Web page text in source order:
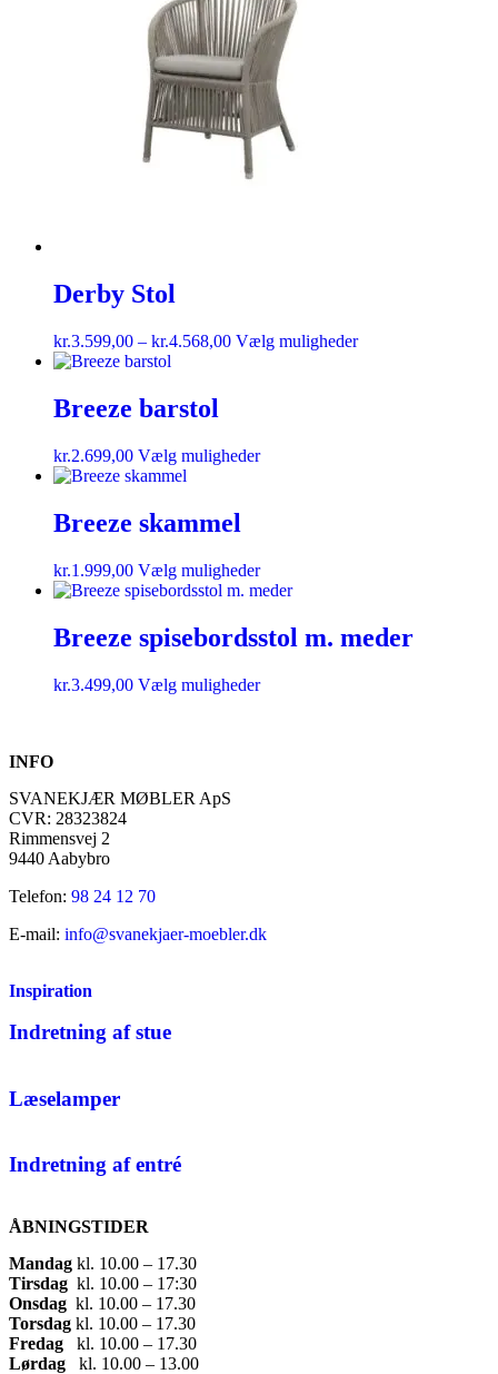
Derby Stol
kr.3.599,00 – kr.4.568,00 Vælg muligheder
Breeze barstol
kr.2.699,00 Vælg muligheder
Breeze skammel
kr.1.999,00 Vælg muligheder
Breeze spisebordsstol m. meder
kr.3.499,00 Vælg muligheder
INFO
SVANEKJÆR MØBLER ApS
CVR: 28323824
Rimmensvej 2
9440 Aabybro
Telefon: 98 24 12 70
E-mail: info@svanekjaer-moebler.dk
Inspiration
Indretning af stue
Læselamper
Indretning af entré
ÅBNINGSTIDER
Mandag ​ kl. 10.00 – 17.30​
Tirsdag ​ kl. 10.00 – 17:30​
Onsdag ​ kl. 10.00 – 17.30​
Torsdag ​ kl. 10.00 – 17.30​
Fredag ​ kl. 10.00 – 17.30​
Lørdag ​ kl. 10.00 – 13.00